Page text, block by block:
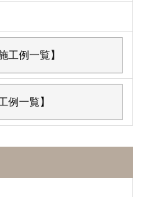
工例一覧】
例一覧】